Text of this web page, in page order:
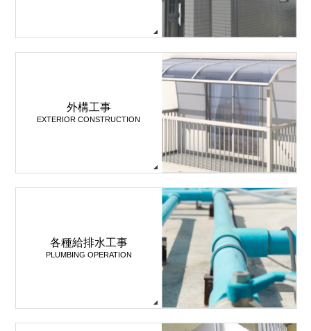
外構工事
EXTERIOR CONSTRUCTION
各種給排水工事
PLUMBING OPERATION